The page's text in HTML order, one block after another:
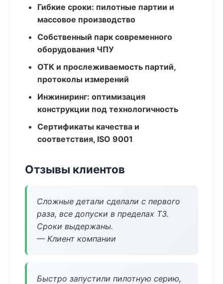
Гибкие сроки: пилотные партии и
массовое производство
Собственный парк современного
оборудования ЧПУ
ОТК и прослеживаемость партий,
протоколы измерений
Инжиниринг: оптимизация
конструкции под технологичность
Сертификаты качества и
соответствия, ISO 9001
Отзывы клиентов
Сложные детали сделали с первого
раза, все допуски в пределах ТЗ.
Сроки выдержаны.
— Клиент компании
Быстро запустили пилотную серию,